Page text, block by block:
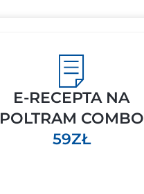
E-RECEPTA NA
POLTRAM COMBO
59ZŁ